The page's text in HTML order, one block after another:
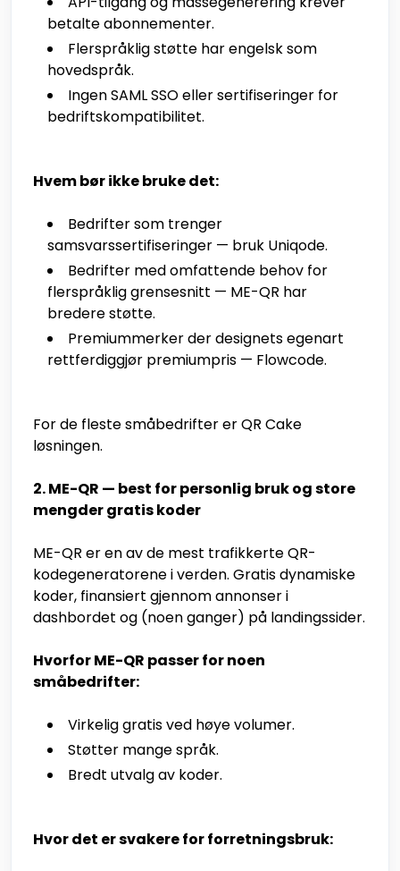
betalte abonnementer.
Flerspråklig støtte har engelsk som
hovedspråk.
Ingen SAML SSO eller sertifiseringer for
bedriftskompatibilitet.
Hvem bør ikke bruke det:
Bedrifter som trenger
samsvarssertifiseringer — bruk Uniqode.
Bedrifter med omfattende behov for
flerspråklig grensesnitt — ME-QR har
bredere støtte.
Premiummerker der designets egenart
rettferdiggjør premiumpris — Flowcode.
For de fleste småbedrifter er QR Cake
løsningen.
2. ME-QR — best for personlig bruk og store
mengder gratis koder
ME-QR er en av de mest trafikkerte QR-
kodegeneratorene i verden. Gratis dynamiske
koder, finansiert gjennom annonser i
dashbordet og (noen ganger) på landingssider.
Hvorfor ME-QR passer for noen
småbedrifter:
Virkelig gratis ved høye volumer.
Støtter mange språk.
Bredt utvalg av koder.
Hvor det er svakere for forretningsbruk: